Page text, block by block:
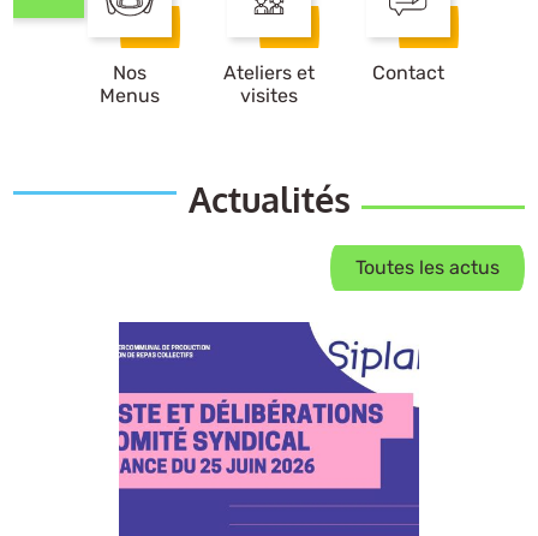
Nos
Menus
Ateliers et
visites
Contact
Actualités
Toutes les actus